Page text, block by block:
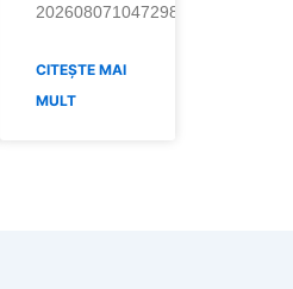
20260807104729843
CITEȘTE MAI
MULT